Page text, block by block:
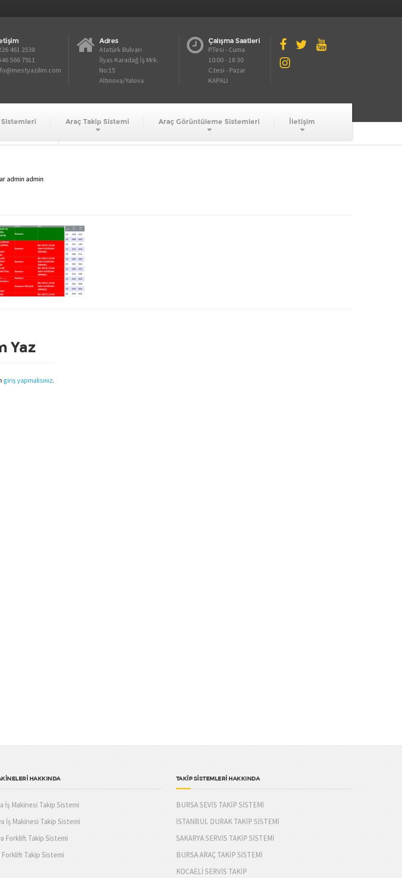
461 2538
566 7911
Adres
Atatürk Bulvarı
İlyas Karadağ İş Mrk.
No:15
Altınova/Yalova
Çalışma Saatleri
P.Tesi - Cuma
10:00 - 18:30
C.tesi - Pazar
KAPALI
Araç Takip Sistemi Araç Görüntüleme Sistemleri İletişim
admin admin
Yaz
giriş yapmalısınız.
HAKKINDA
İş Makinesi Takip Sistemi
İş Makinesi Takip Sistemi
Forklift Takip Sistemi
Forklift Takip Sistemi
TAKİP SİSTEMLERİ HAKKINDA
BURSA SEVİS TAKİP SİSTEMİ
İSTANBUL DURAK TAKİP SİSTEMİ
SAKARYA SERVİS TAKİP SİSTEMİ
BURSA ARAÇ TAKİP SİSTEMİ
KOCAELİ SERVİS TAKİP